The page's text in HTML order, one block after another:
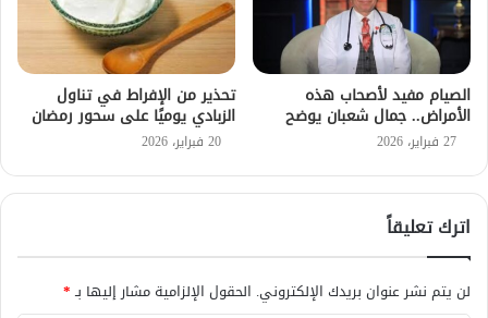
الصيام مفيد لأصحاب هذه
الأمراض.. جمال شعبان يوضح
27 فبراير، 2026
تحذير من الإفراط في تناول
الزبادي يوميًا على سحور رمضان
20 فبراير، 2026
اترك تعليقاً
لن يتم نشر عنوان بريدك الإلكتروني. الحقول الإلزامية مشار إليها بـ*